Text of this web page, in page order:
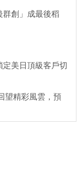
創」成最後稻
美日頂級客戶切
望精彩風雲，預